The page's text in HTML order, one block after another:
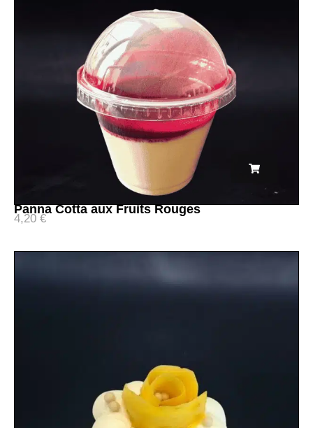
Panna Cotta aux Fruits Rouges
4,20 €